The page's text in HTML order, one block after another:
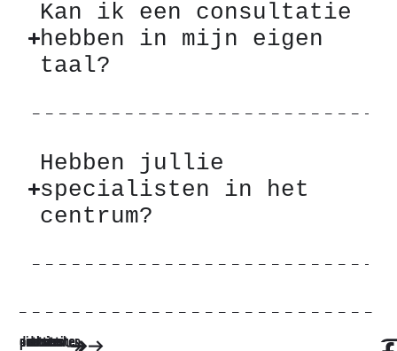
Kan ik een consultatie
hebben in mijn eigen
taal?
Hebben jullie
specialisten in het
centrum?
diensten
activiteiten
centrum
partners
de
praktische
contact